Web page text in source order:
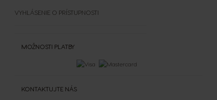
MOŽNOSTI PLATBY
KONTAKTUJTE NÁS
VYHLÁSENIE O PRÍSTUPNOSTI